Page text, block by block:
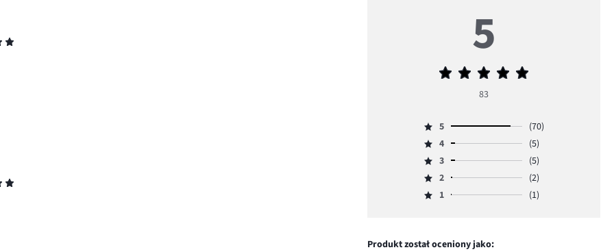
5
Średnia
5
83
Ocena
5,
ilość
głosów
5
(70)
Ocena
4,
ilość
głosów
4
(5)
Ocena
3,
ilość
3
(5)
Ocena
2,
2.
2
(2)
Ocena
głosów
1 (1)
Produkt został oceniony jako: